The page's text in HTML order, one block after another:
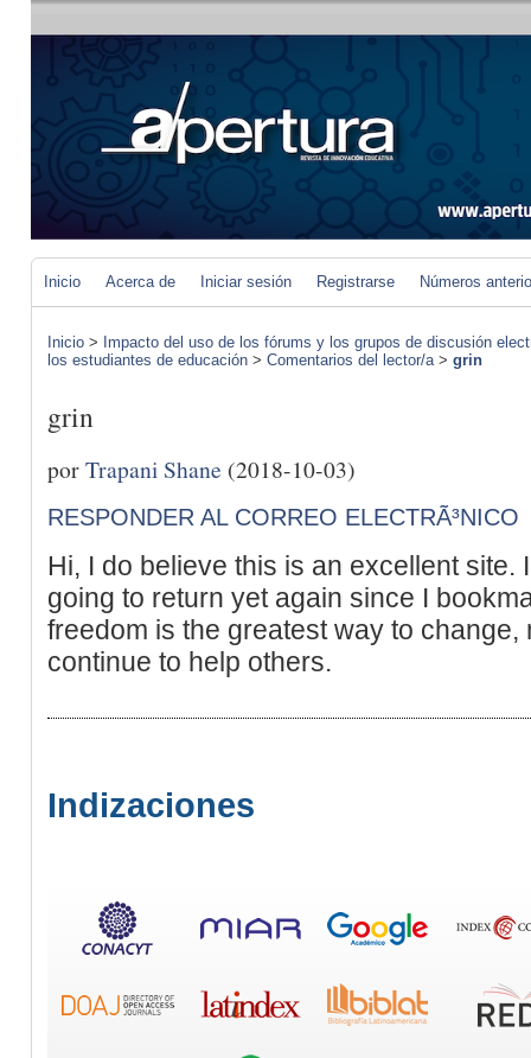
Inicio Acerca de Iniciar sesión Registrarse Números
Inicio > Impacto del uso de los fórums y los grupos de discusión
los estudiantes de educación > Comentarios del lector/a> grin
grin
porTrapani Shane (2018-10-03)
RESPONDER AL CORREO ELECTRÃ³NICO
Hi, I do believe this is an excellent site.
going to return yet again since I
freedom is the greatest way to change,
continue to help others.
Indizaciones